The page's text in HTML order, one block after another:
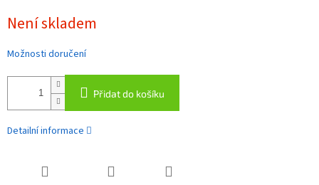
cena:
Není skladem
Možnosti doručení
Přidat do košíku
Detailní informace